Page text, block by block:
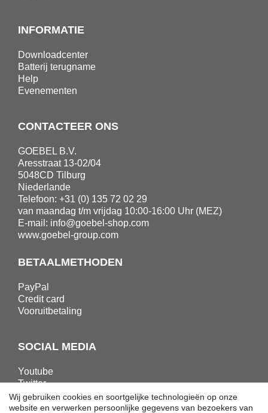
INFORMATIE
Downloadcenter
Batterij terugname
Help
Evenementen
CONTACTEER ONS
GOEBEL B.V.
Aresstraat 13-02/04
5048CD Tilburg
Niederlande
Telefoon: +31 (0) 135 72 02 29
van maandag t/m vrijdag 10:00-16:00 Uhr (MEZ)
E-mail: info@goebel-shop.com
www.goebel-group.com
BETAALMETHODEN
PayPal
Credit card
Vooruitbetaling
SOCIAL MEDIA
Youtube
Twitter
Linkedin
Facebook
Wij gebruiken cookies en soortgelijke technologieën op onze
website en verwerken persoonlijke gegevens van bezoekers van